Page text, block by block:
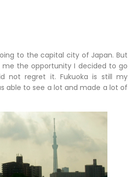
to the capital city of Japan. But
the opportunity I decided to go
not regret it. Fukuoka is still my
able to see a lot and made a lot of